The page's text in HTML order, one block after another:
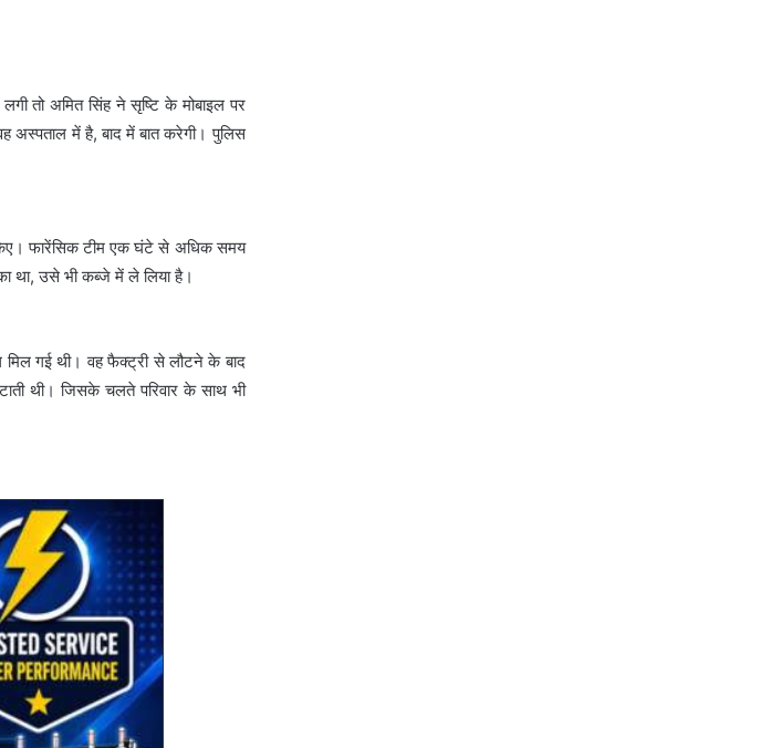
तो अमित सिंह ने सृष्टि के मोबाइल पर
में है, बाद में बात करेगी। पुलिस
फारेंसिक टीम एक घंटे से अधिक समय
था, उसे भी कब्जे में ले लिया है।
मिल गई थी। वह फैक्ट्री से लौटने के बाद
थी। जिसके चलते परिवार के साथ भी